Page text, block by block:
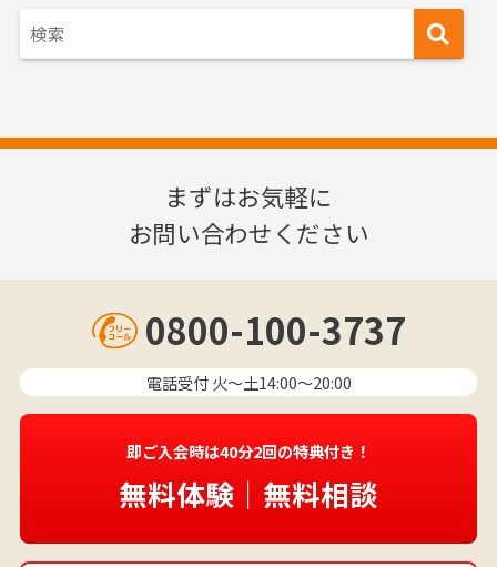
まずはお気軽に
お問い合わせください
0800-100-3737
電話受付 火〜土14:00～20:00
即ご入会時は40分2回の特典付き！
無料体験｜無料相談